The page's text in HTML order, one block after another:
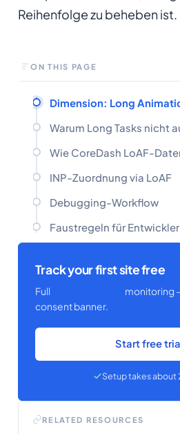
Reihenfolge zu beheben ist.
ON THIS PAGE
Dimension: Long
Warum Long Tasks nicht
Wie CoreDash LoAF-
INP-Zuordnung via LoAF
Debugging-Workflow
Faustregeln für Entwickler
Track your first site free
Full
monitoring
consent banner.
Start free
Setup takes about
RELATED RESOURCES